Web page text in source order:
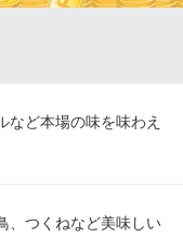
など本場の味を味わえ
、つくねなど美味しい